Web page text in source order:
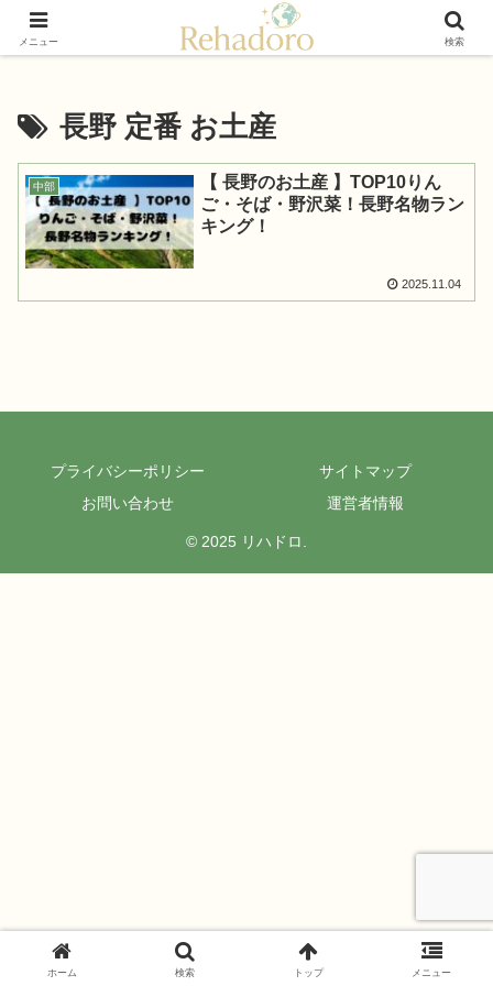
癒しと再発見の“黄金旅”ガイド
長野 定番 お土産
中部
【 長野のお土産 】TOP10りん
ご・そば・野沢菜！長野名物ラン
キング！
2025.11.04
プライバシーポリシー
サイトマップ
お問い合わせ
運営者情報
© 2025 リハドロ.
メニュー 検索
ホーム 検索 トップ メニュー